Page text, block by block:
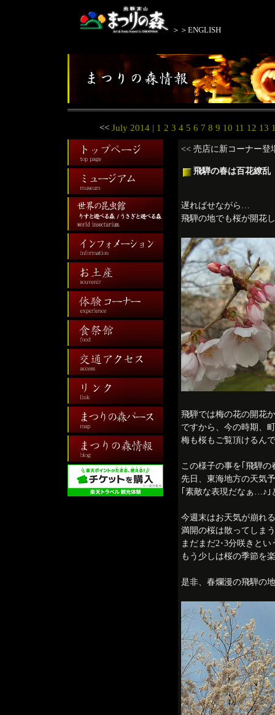
＞＞ENGLISH
<< July 2014 | 1 2 3 4 5 6 7 8 9 10 11 12
<< 売店に新コーナー登
飛騨の春は百花繚乱
遅ればせながら…
飛騨の地でも桜が開花
飛騨では梅の花の開花
ですから、今の時期、
梅も桜もご覧頂けるん
この様子の事を｢飛騨の
先日、東海地方の天気
｢素敵な表現だなぁ…♪
今週末はお天気が崩れ
満開の桜は散ってしま
まだまだ2･3分咲きと
もう少しは桜の季節を
是非、春爛漫の飛騨の